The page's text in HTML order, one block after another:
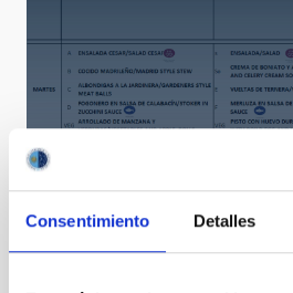
Consentimiento Detalles